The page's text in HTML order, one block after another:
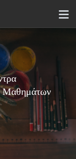
Μαθημάτων